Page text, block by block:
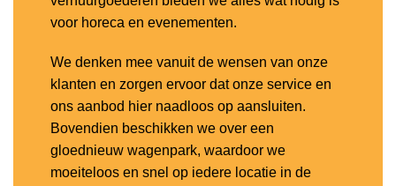
voor horeca en evenementen.
We denken mee vanuit de wensen van onze
klanten en zorgen ervoor dat onze service en
ons aanbod hier naadloos op aansluiten.
Bovendien beschikken we over een
gloednieuw wagenpark, waardoor we
moeiteloos en snel op iedere locatie in de